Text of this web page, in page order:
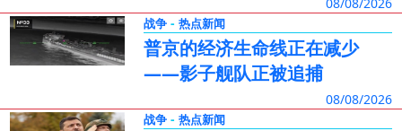
战争- 热点新闻
普京的经济生命线正在减少
——影子舰队正被追捕
08/08/2026
战争- 热点新闻